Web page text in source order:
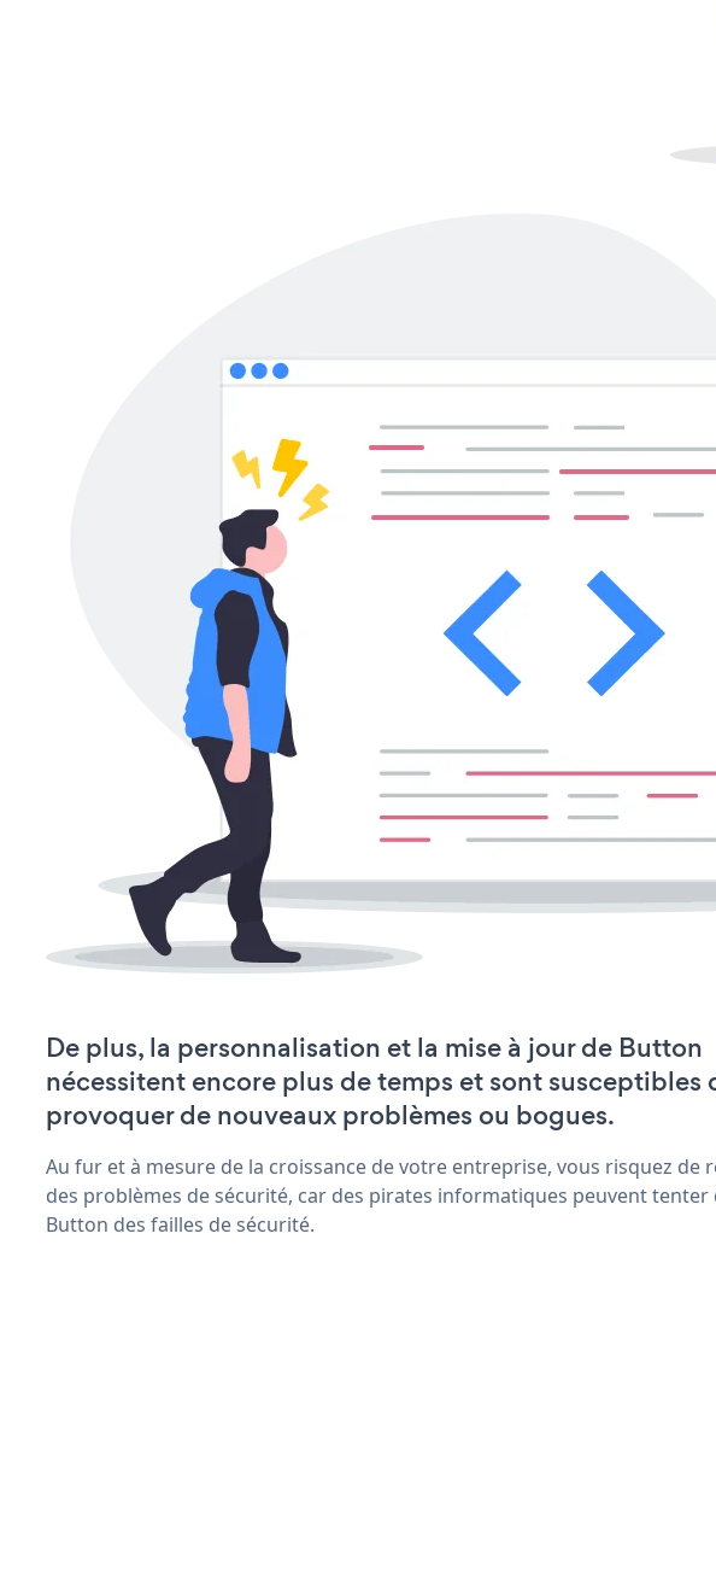
De plus, la personnalisation et la mise à jour de Button
nécessitent encore plus de temps et sont susceptibles
provoquer de nouveaux problèmes ou bogues.
Au fur et à mesure de la croissance de votre entreprise, vous risquez de
des problèmes de sécurité, car des pirates informatiques peuvent
Button des failles de sécurité.